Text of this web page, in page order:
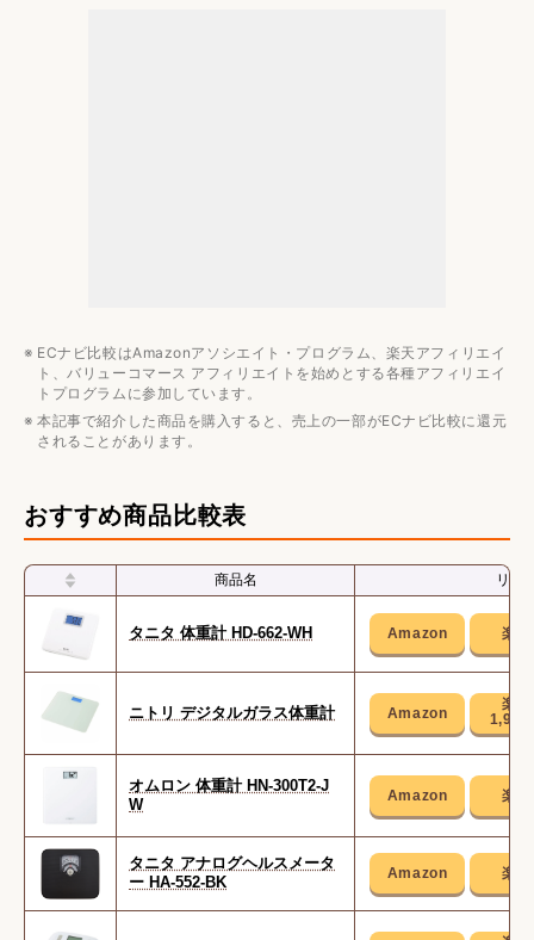
ECナビ比較はAmazonアソシエイト・プログラム、楽天アフィリエイ
ト、バリューコマース アフィリエイトを始めとする各種アフィリエイ
トプログラムに参加しています。
本記事で紹介した商品を購入すると、売上の一部がECナビ比較に還元
されることがあります。
おすすめ商品比較表
商品名 リン
タニタ 体重計 HD-662-WH
ニトリ デジタルガラス体重計 1,990
オムロン 体重計 HN-300T2-J
W
タニタ アナログヘルスメータ
ー HA-552-BK